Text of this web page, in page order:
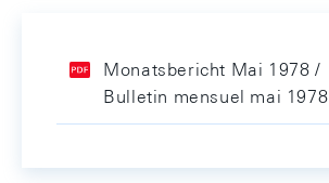
Monatsbericht Mai 1978 /
Bulletin mensuel mai 1978